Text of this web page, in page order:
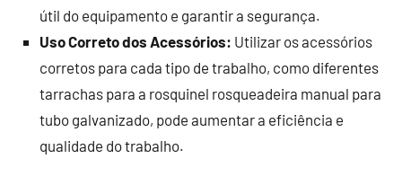
útil do equipamento e garantir a segurança.
Uso Correto dos Acessórios: Utilizar os acessórios
corretos para cada tipo de trabalho, como diferentes
tarrachas para a rosquinel rosqueadeira manual para
tubo galvanizado, pode aumentar a eficiência e
qualidade do trabalho.